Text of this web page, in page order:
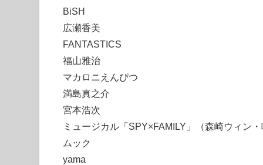
BiSH
広瀬香美
FANTASTICS
福山雅治
マカロニえんぴつ
満島真之介
宮本浩次
ミュージカル「SPY×FAMILY」（森崎ウィン・
ムック
yama